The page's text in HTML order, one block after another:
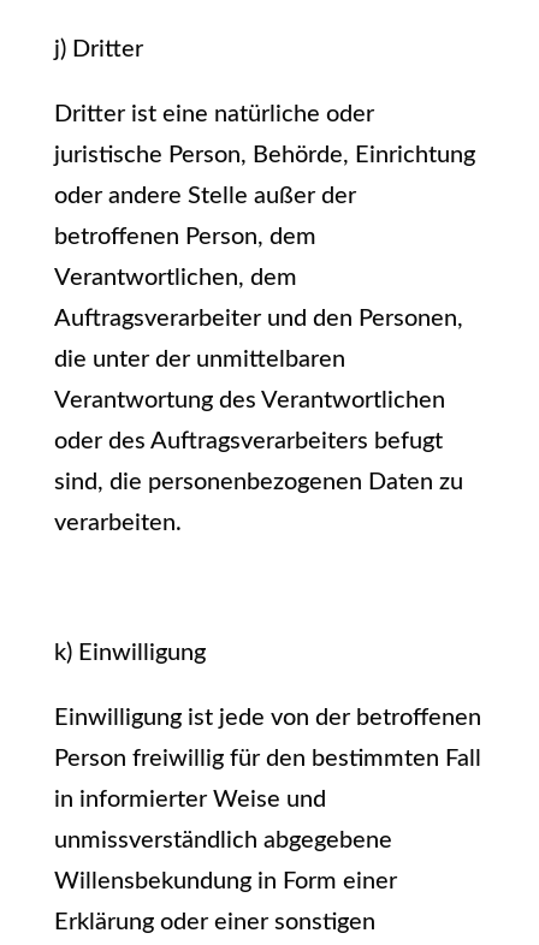
j) Dritter
Dritter ist eine natürliche oder
juristische Person, Behörde, Einrichtung
oder andere Stelle außer der
betroffenen Person, dem
Verantwortlichen, dem
Auftragsverarbeiter und den Personen,
die unter der unmittelbaren
Verantwortung des Verantwortlichen
oder des Auftragsverarbeiters befugt
sind, die personenbezogenen Daten zu
verarbeiten.
k) Einwilligung
Einwilligung ist jede von der betroffenen
Person freiwillig für den bestimmten Fall
in informierter Weise und
unmissverständlich abgegebene
Willensbekundung in Form einer
Erklärung oder einer sonstigen